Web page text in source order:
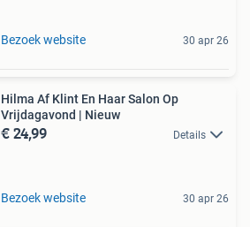
Bezoek website 30 apr 26
Hilma Af Klint En Haar Salon Op
Vrijdagavond | Nieuw
€ 24,99 Details
Bezoek website 30 apr 26